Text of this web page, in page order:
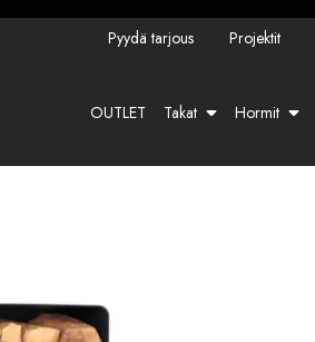
Pyydä tarjous Projektit
OUTLET Takat Hormit